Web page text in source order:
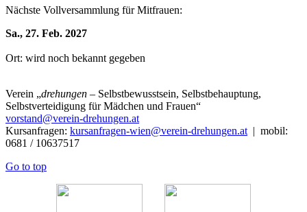
Nächste Vollversammlung für Mitfrauen:
Sa., 27. Feb. 2027
Ort: wird noch bekannt gegeben
Verein „drehungen – Selbstbewusstsein, Selbstbehauptung,
Selbstverteidigung für Mädchen und Frauen“
vorstand@verein-drehungen.at
Kursanfragen: kursanfragen-wien@verein-drehungen.at | mobil:
0681 / 10637517
Go to top